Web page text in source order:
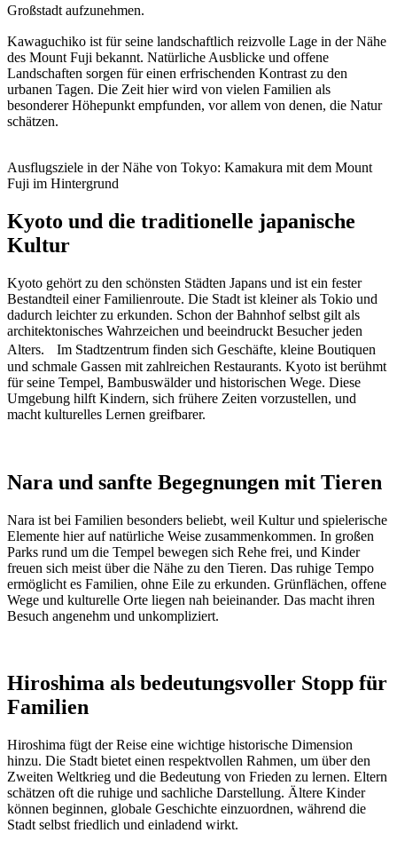
Großstadt aufzunehmen.
Kawaguchiko ist für seine landschaftlich reizvolle Lage in der Nähe
des Mount Fuji bekannt. Natürliche Ausblicke und offene
Landschaften sorgen für einen erfrischenden Kontrast zu den
urbanen Tagen. Die Zeit hier wird von vielen Familien als
besonderer Höhepunkt empfunden, vor allem von denen, die Natur
schätzen.
Ausflugsziele in der Nähe von Tokyo: Kamakura mit dem Mount
Fuji im Hintergrund
Kyoto und die traditionelle japanische
Kultur
Kyoto gehört zu den schönsten Städten Japans und ist ein fester
Bestandteil einer Familienroute. Die Stadt ist kleiner als Tokio und
dadurch leichter zu erkunden. Schon der Bahnhof selbst gilt als
architektonisches Wahrzeichen und beeindruckt Besucher jeden
Alters. Im Stadtzentrum finden sich Geschäfte, kleine Boutiquen
und schmale Gassen mit zahlreichen Restaurants. Kyoto ist berühmt
für seine Tempel, Bambuswälder und historischen Wege. Diese
Umgebung hilft Kindern, sich frühere Zeiten vorzustellen, und
macht kulturelles Lernen greifbarer.
Nara und sanfte Begegnungen mit Tieren
Nara ist bei Familien besonders beliebt, weil Kultur und spielerische
Elemente hier auf natürliche Weise zusammenkommen. In großen
Parks rund um die Tempel bewegen sich Rehe frei, und Kinder
freuen sich meist über die Nähe zu den Tieren. Das ruhige Tempo
ermöglicht es Familien, ohne Eile zu erkunden. Grünflächen, offene
Wege und kulturelle Orte liegen nah beieinander. Das macht ihren
Besuch angenehm und unkompliziert.
Hiroshima als bedeutungsvoller Stopp für
Familien
Hiroshima fügt der Reise eine wichtige historische Dimension
hinzu. Die Stadt bietet einen respektvollen Rahmen, um über den
Zweiten Weltkrieg und die Bedeutung von Frieden zu lernen. Eltern
schätzen oft die ruhige und sachliche Darstellung. Ältere Kinder
können beginnen, globale Geschichte einzuordnen, während die
Stadt selbst friedlich und einladend wirkt.